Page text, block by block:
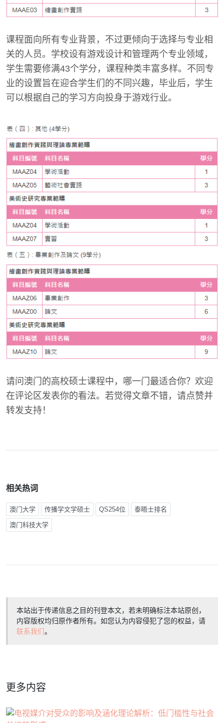
课程面向所有专业背景，不过更倾向于选择与专业相
关的人员。学校设有游戏设计和管理两个专业领域，
学生需要修满43个学分，课程种类丰富多样。不同专
业的设置旨在迎合学生们的不同兴趣，毕业后，学生
可以根据自己的学习方向投身于游戏行业。
请问澳门的高校硕士课程中，哪一门最适合你？欢迎
在评论区发表你的看法。若觉得文章不错，请点赞并
转发支持！
相关热词
澳门大学 传播学文学硕士 QS254位 泰晤士排名
澳门科技大学
本站出于传递信息之目的刊登本文，若未明确标注本站原创，
内容版权均归原作者所有。如您认为内容侵犯了您的权益，请
联系我们。
更多内容